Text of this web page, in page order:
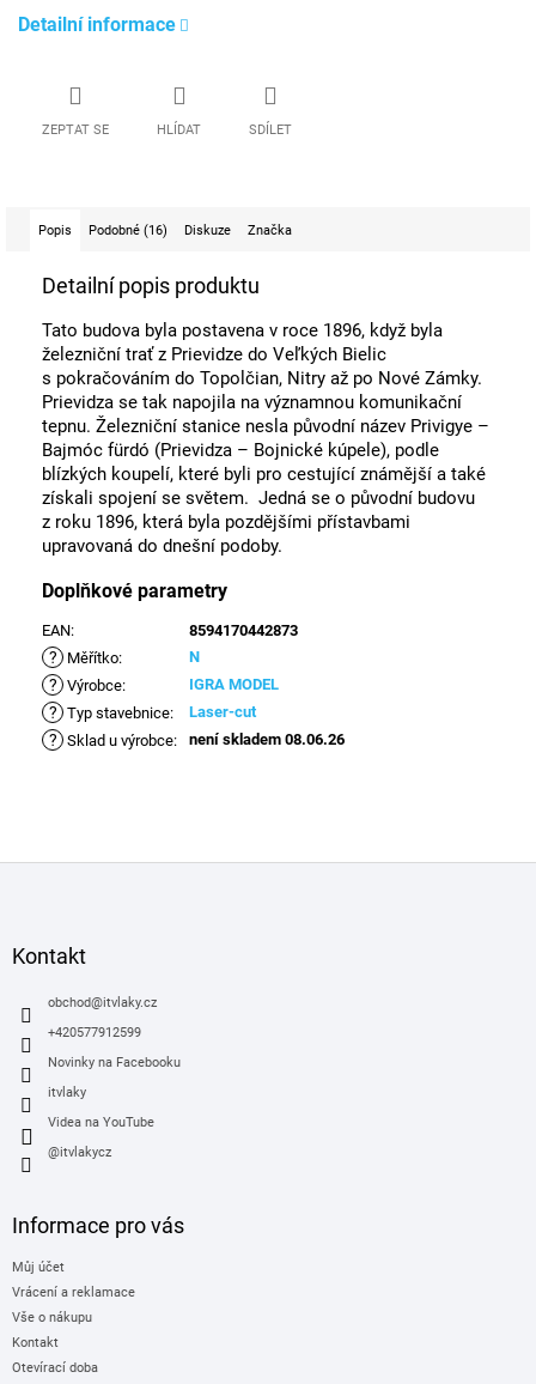
Detailní informace
ZEPTAT SE HLÍDAT SDÍLET
Popis Podobné (16) Diskuze Značka
Detailní popis produktu
Tato budova byla postavena v roce 1896, když byla
železniční trať z Prievidze do Veľkých Bielic
s pokračováním do Topolčian, Nitry až po Nové Zámky.
Prievidza se tak napojila na významnou komunikační
tepnu. Železniční stanice nesla původní název Privigye –
Bajmóc fürdó (Prievidza – Bojnické kúpele), podle
blízkých koupelí, které byli pro cestující známější a také
získali spojení se světem. Jedná se o původní budovu
z roku 1896, která byla pozdějšími přístavbami
upravovaná do dnešní podoby.
Doplňkové parametry
EAN: 8594170442873
? Měřítko: N
? Výrobce: IGRA MODEL
? Typ stavebnice: Laser-cut
? Sklad u výrobce: není skladem 08.06.26
Kontakt
obchod@itvlaky.cz
+420577912599
Novinky na Facebooku
itvlaky
Videa na YouTube
@itvlakycz
Informace pro vás
Můj účet
Vrácení a reklamace
Vše o nákupu
Kontakt
Otevírací doba